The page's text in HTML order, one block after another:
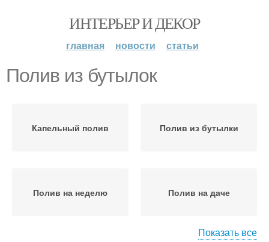
ИНТЕРЬЕР И ДЕКОР
главная новости статьи
Полив из бутылок
Капельный полив Полив из бутылки
Полив на неделю Полив на даче
Показать все